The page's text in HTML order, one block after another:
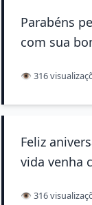
Parabéns
com sua
👁️ 316
Feliz
vida venha
👁️ 316